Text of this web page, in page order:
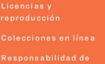
Licencias y
reproducción
Colecciones en línea
Responsabilidad de